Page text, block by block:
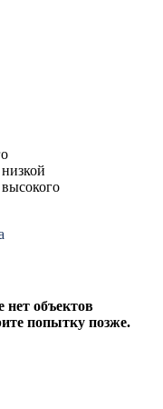
объектов
попытку позже.